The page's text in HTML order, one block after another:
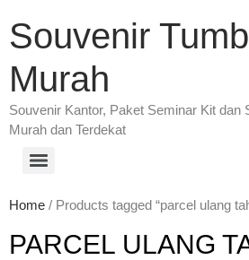
Souvenir
Murah
Souvenir Kantor, Paket Seminar Kit dan
Murah dan Terdekat
Home / Products tagged “parcel ulang
PARCEL ULANG